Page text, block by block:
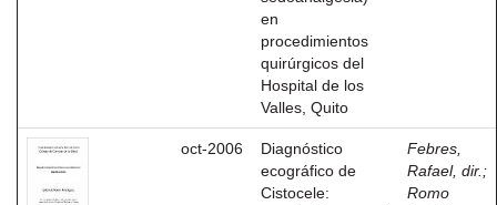
en
procedimientos
quirúrgicos del
Hospital de los
Valles, Quito
oct-2006
Diagnóstico
ecográfico de
Cistocele:
Febres,
Rafael, dir. ;
Romo